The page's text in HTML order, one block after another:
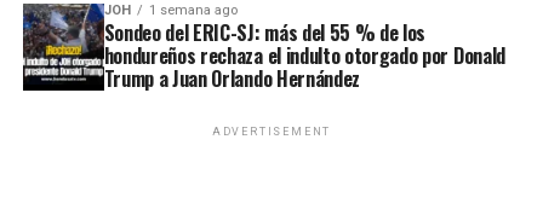
JOH 1 semana ago
Sondeo del ERIC-SJ: más del 55 % de los
hondureños rechaza el indulto otorgado por Donald
Trump a Juan Orlando Hernández
ADVERTISEMENT